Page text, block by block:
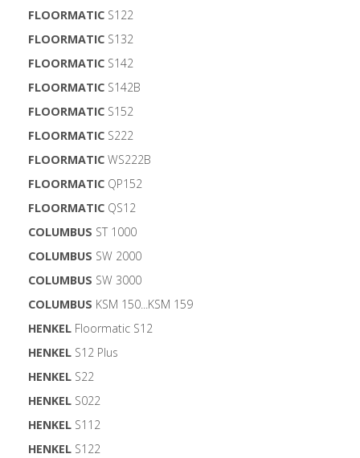
FLOORMATIC S122
FLOORMATIC S132
FLOORMATIC S142
FLOORMATIC S142B
FLOORMATIC S152
FLOORMATIC S222
FLOORMATIC WS222B
FLOORMATIC QP152
FLOORMATIC QS12
COLUMBUS ST 1000
COLUMBUS SW 2000
COLUMBUS SW 3000
COLUMBUS KSM 150...KSM 159
HENKEL Floormatic S12
HENKEL S12 Plus
HENKEL S22
HENKEL S022
HENKEL S112
HENKEL S122